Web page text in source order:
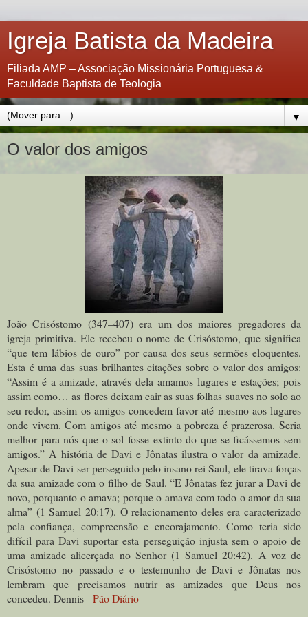
Igreja Batista da Madeira
Filiada AMP – Associação Missionária Portuguesa &
Faculdade Baptista de Teologia
▼
O valor dos amigos
João Crisóstomo (347–407) era um dos maiores pregadores da
igreja primitiva. Ele recebeu o nome de Crisóstomo, que significa
“que tem lábios de ouro” por causa dos seus sermões eloquentes.
Esta é uma das suas brilhantes citações sobre o valor dos amigos:
“Assim é a amizade, através dela amamos lugares e estações; pois
assim como… as flores deixam cair as suas folhas suaves no solo ao
seu redor, assim os amigos concedem favor até mesmo aos lugares
onde vivem. Com amigos até mesmo a pobreza é prazerosa. Seria
melhor para nós que o sol fosse extinto do que se ficássemos sem
amigos.” A história de Davi e Jônatas ilustra o valor da amizade.
Apesar de Davi ser perseguido pelo insano rei Saul, ele tirava forças
da sua amizade com o filho de Saul. “E Jônatas fez jurar a Davi de
novo, porquanto o amava; porque o amava com todo o amor da sua
alma” (1 Samuel 20:17). O relacionamento deles era caracterizado
pela confiança, compreensão e encorajamento. Como teria sido
difícil para Davi suportar esta perseguição injusta sem o apoio de
uma amizade alicerçada no Senhor (1 Samuel 20:42). A voz de
Crisóstomo no passado e o testemunho de Davi e Jônatas nos
lembram que precisamos nutrir as amizades que Deus nos
concedeu. Dennis -Pão Diário